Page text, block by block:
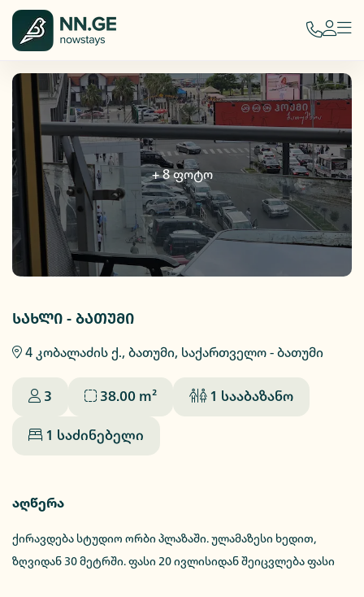
+ 8 ფოტო
სახლი - ბათუმი
4 კობალაძის ქ., ბათუმი, საქართველო - ბათუმი
3 38.00 m² 1 სააბაზანო
1 საძინებელი
აღწერა
ქირავდება სტუდიო ორბი პლაზაში. ულამაზესი ხედით,
ზღვიდან 30 მეტრში. ფასი 20 ივლისიდან შეიცვლება ფასი